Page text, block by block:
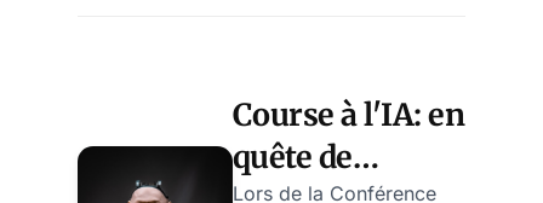
Course à l'IA: en
quête de
Lors de la Conférence